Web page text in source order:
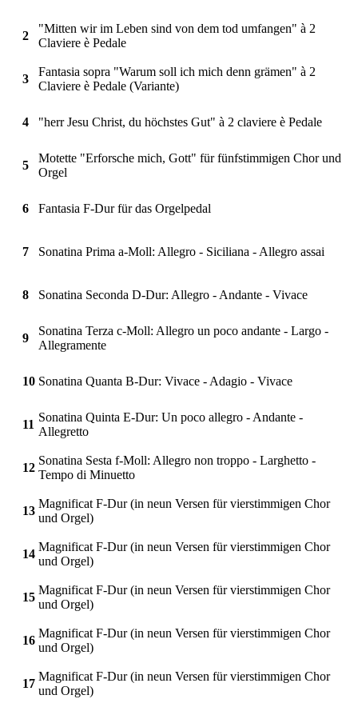
2
"Mitten wir im Leben sind von dem tod umfangen" à 2
Claviere è Pedale
3
Fantasia sopra "Warum soll ich mich denn grämen" à 2
Claviere è Pedale (Variante)
4 "herr Jesu Christ, du höchstes Gut" à 2 claviere è Pedale
5
Motette "Erforsche mich, Gott" für fünfstimmigen Chor und
Orgel
6 Fantasia F-Dur für das Orgelpedal
7 Sonatina Prima a-Moll: Allegro - Siciliana - Allegro assai
8 Sonatina Seconda D-Dur: Allegro - Andante - Vivace
9
Sonatina Terza c-Moll: Allegro un poco andante - Largo -
Allegramente
10 Sonatina Quanta B-Dur: Vivace - Adagio - Vivace
11
Sonatina Quinta E-Dur: Un poco allegro - Andante -
Allegretto
12
Sonatina Sesta f-Moll: Allegro non troppo - Larghetto -
Tempo di Minuetto
13
Magnificat F-Dur (in neun Versen für vierstimmigen Chor
und Orgel)
14
Magnificat F-Dur (in neun Versen für vierstimmigen Chor
und Orgel)
15
Magnificat F-Dur (in neun Versen für vierstimmigen Chor
und Orgel)
16
Magnificat F-Dur (in neun Versen für vierstimmigen Chor
und Orgel)
17
Magnificat F-Dur (in neun Versen für vierstimmigen Chor
und Orgel)